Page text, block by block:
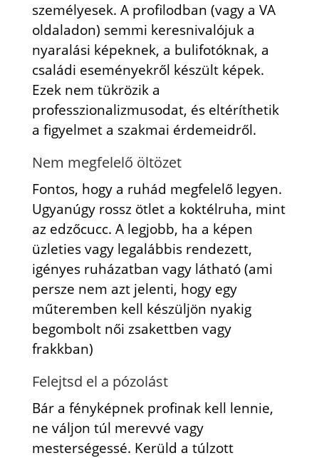
személyesek. A profilodban (vagy a VA
oldaladon) semmi keresnivalójuk a
nyaralási képeknek, a bulifotóknak, a
családi eseményekről készült képek.
Ezek nem tükrözik a
professzionalizmusodat, és eltéríthetik
a figyelmet a szakmai érdemeidről.
Nem megfelelő öltözet
Fontos, hogy a ruhád megfelelő legyen.
Ugyanúgy rossz ötlet a koktélruha, mint
az edzőcucc. A legjobb, ha a képen
üzleties vagy legalábbis rendezett,
igényes ruházatban vagy látható (ami
persze nem azt jelenti, hogy egy
műteremben kell készüljön nyakig
begombolt női zsakettben vagy
frakkban)
Felejtsd el a pózolást
Bár a fényképnek profinak kell lennie,
ne váljon túl merevvé vagy
mesterségessé. Kerüld a túlzott